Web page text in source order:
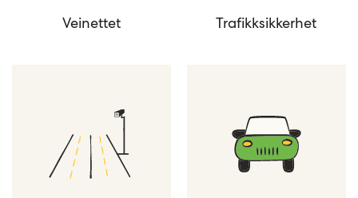
Veinettet Trafikksikkerhet